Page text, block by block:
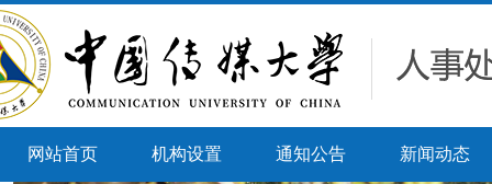
网站首页 机构设置 通知公告 新闻动态